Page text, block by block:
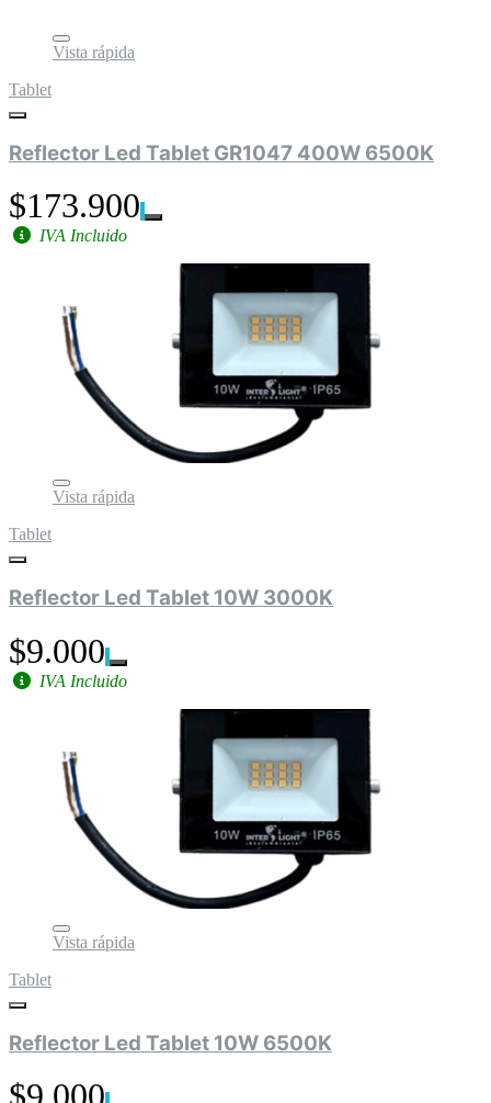
Vista rápida
Tablet
Reflector Led Tablet GR1047 400W 6500K
$173.900
IVA Incluido
Vista rápida
Tablet
Reflector Led Tablet 10W 3000K
$9.000
IVA Incluido
Vista rápida
Tablet
Reflector Led Tablet 10W 6500K